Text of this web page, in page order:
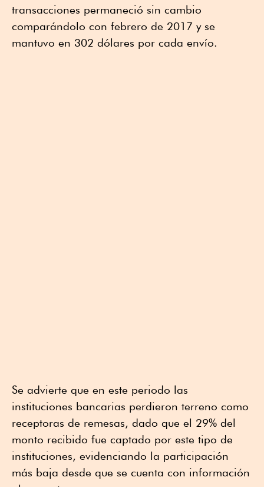
transacciones permaneció sin cambio
comparándolo con febrero de 2017 y se
mantuvo en 302 dólares por cada envío.
Se advierte que en este periodo las
instituciones bancarias perdieron terreno como
receptoras de remesas, dado que el 29% del
monto recibido fue captado por este tipo de
instituciones, evidenciando la participación
más baja desde que se cuenta con información